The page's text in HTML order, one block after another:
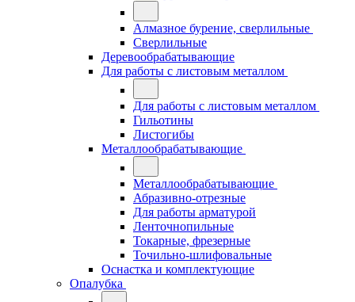
Алмазное бурение, сверлильные
Сверлильные
Деревообрабатывающие
Для работы с листовым металлом
Для работы с листовым металлом
Гильотины
Листогибы
Металлообрабатывающие
Металлообрабатывающие
Абразивно-отрезные
Для работы арматурой
Ленточнопильные
Токарные, фрезерные
Точильно-шлифовальные
Оснастка и комплектующие
Опалубка